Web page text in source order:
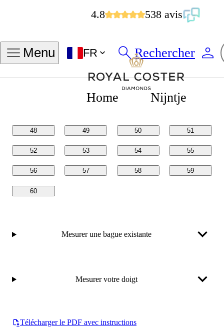
Trouver ma taille de bague
Tailles en
Tailles en
POUCES
48 49 50 51
52 53 54 55
56 57 58 59
60
Mesurer une bague existante
Mesurer votre doigt
Télécharger le PDF avec instructions
4.8 538 avis
Menu FR Rechercher
Home Nijntje